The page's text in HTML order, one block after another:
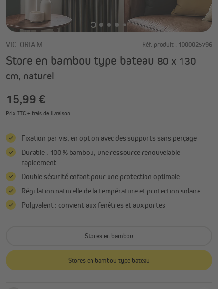
VICTORIA M Réf. produit : 1000025796
Store en bambou type bateau 80 x 130
cm, naturel
15,99 €
Prix TTC + frais de livraison
Fixation par vis, en option avec des supports sans perçage
Durable : 100 % bambou, une ressource renouvelable
rapidement
Double sécurité enfant pour une protection optimale
Régulation naturelle de la température et protection solaire
Polyvalent : convient aux fenêtres et aux portes
Stores en bambou
Stores en bambou type bateau